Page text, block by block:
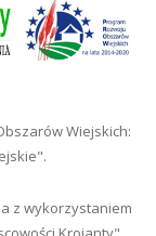
Wiejskich:
z wykorzystaniem